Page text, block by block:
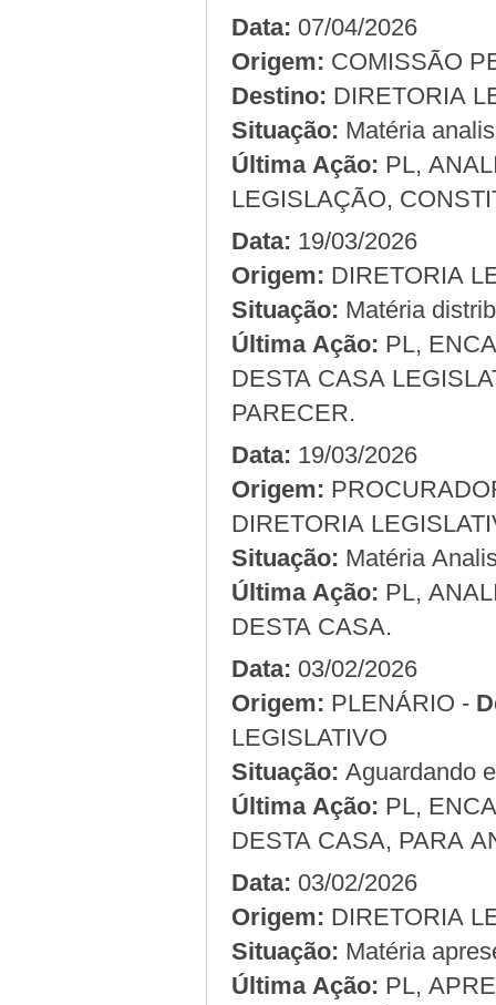
Data: 07/04/2026
Origem:
Destino: DIRETORIA
Situação: Matéria
Última Ação: PL,
LEGISLAÇÃO,
Data: 19/03/2026
Origem:
Situação: Matéria
Última Ação: PL,
DESTA CASA
PARECER.
Data: 19/03/2026
Origem:
DIRETORIA
Situação: Matéria
Última Ação: PL,
DESTA CASA.
Data: 03/02/2026
Origem:
PLENÁRIO -
LEGISLATIVO
Situação: Aguardando
Última Ação: PL,
DESTA CASA, PARA
Data: 03/02/2026
Origem:
Situação: Matéria
Última Ação: PL,